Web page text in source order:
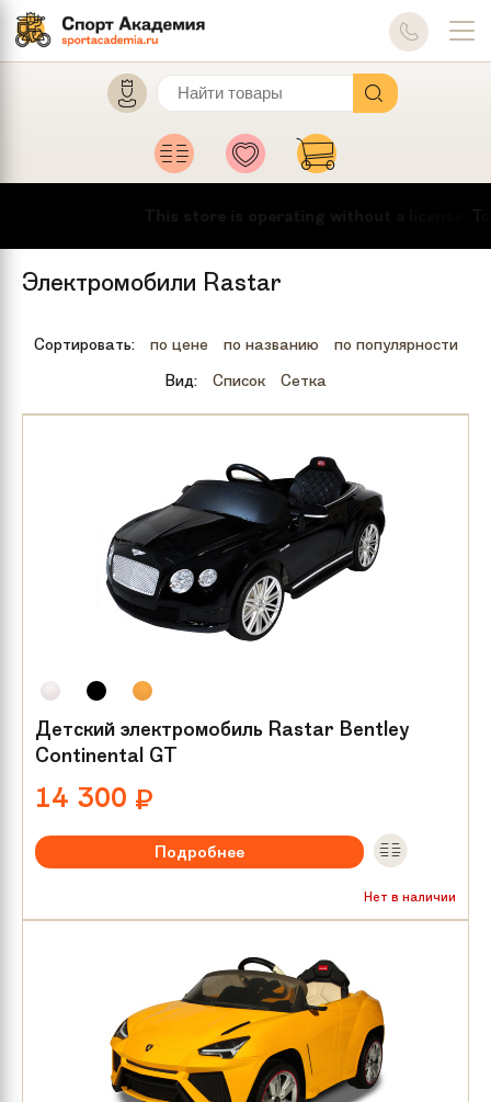
This store is operating without a license. To
Электромобили Rastar
Сортировать: по цене по названию
по популярности
Вид:
Список Сетка
Детский электромобиль Rastar Bentley
Continental GT
14 300 ₽
Подробнее
Нет в наличии
Мотор/редуктор:2х25 W